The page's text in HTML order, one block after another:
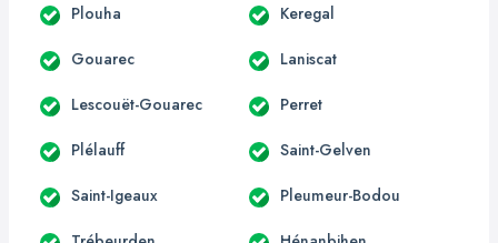
Plouha Keregal
Gouarec Laniscat
Lescouët-Gouarec Perret
Plélauff Saint-Gelven
Saint-Igeaux Pleumeur-Bodou